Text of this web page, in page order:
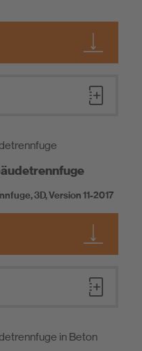
3D, Version 11-2017